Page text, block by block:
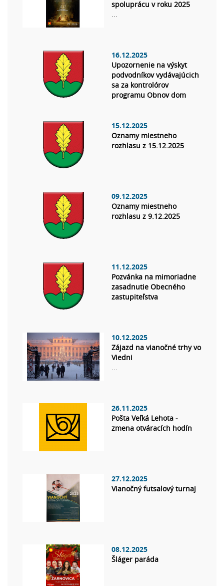
spoluprácu v roku 2025
...
16.12.2025
Upozornenie na výskyt
podvodníkov vydávajúcich
sa za kontrolórov
programu Obnov dom
15.12.2025
Oznamy miestneho
rozhlasu z 15.12.2025
09.12.2025
Oznamy miestneho
rozhlasu z 9.12.2025
11.12.2025
Pozvánka na mimoriadne
zasadnutie Obecného
zastupiteľstva
10.12.2025
Zájazd na vianočné trhy vo
Viedni
...
26.11.2025
Pošta Veľká Lehota -
zmena otváracích hodín
27.12.2025
Vianočný futsalový turnaj
08.12.2025
Šláger paráda